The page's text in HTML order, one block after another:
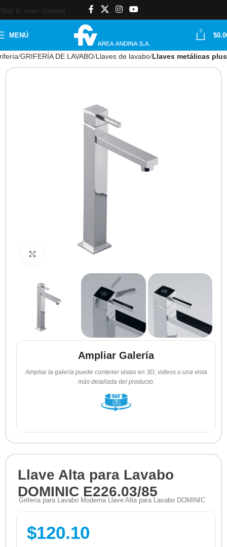
Skip to main content
MENÚ
0
$
GRIFERÍA DE LAVABO Llaves de lavabo Llaves metálicas plus
Clic para ampliar
Ampliar Galería
Ampliar la galería puede contener vistas en 3D, videos o una vista
más detallada del producto.
Llave Alta para Lavabo
DOMINIC E226.03/85
Grifería para Lavabo Moderna Llave Alta para Lavabo DOMINIC
$120.10